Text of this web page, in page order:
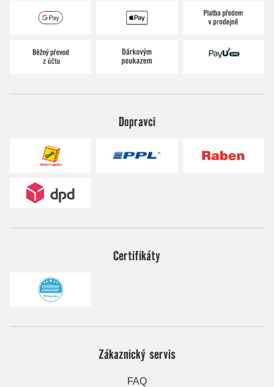
Dopravci
Certifikáty
Zákaznický servis
FAQ